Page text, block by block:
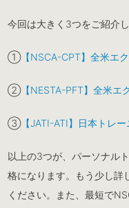
今回は大きく3つをご紹介し
①【NSCA-CPT】全米エ
②【NESTA-PFT】全米エ
③【JATI-ATI】日本トレ
以上の3つが、パーソナル
格になります。もう少し詳
ください。また、最短で